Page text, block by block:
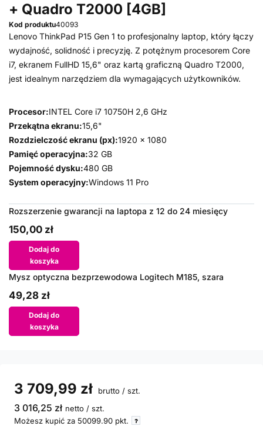
+ Quadro T2000 [4GB]
Kod produktu40093
Lenovo ThinkPad P15 Gen 1 to profesjonalny laptop, który łączy
wydajność, solidność i precyzję. Z potężnym procesorem Core
i7, ekranem FullHD 15,6" oraz kartą graficzną Quadro T2000,
jest idealnym narzędziem dla wymagających użytkowników.
Procesor:INTEL Core i7 10750H 2,6 GHz
Przekątna ekranu:15,6"
Rozdzielczość ekranu (px):1920 x 1080
Pamięć operacyjna:32 GB
Pojemność dysku:480 GB
System operacyjny:Windows 11 Pro
Rozszerzenie gwarancji na laptopa z 12 do 24 miesięcy
150,00 zł
Dodaj do
koszyka
Mysz optyczna bezprzewodowa Logitech M185, szara
49,28 zł
Dodaj do
koszyka
3 709,99 zł brutto / szt.
3 016,25 zł netto / szt.
Możesz kupić za 50099.90 pkt.